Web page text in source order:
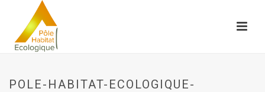
POLE-HABITAT-ECOLOGIQUE-